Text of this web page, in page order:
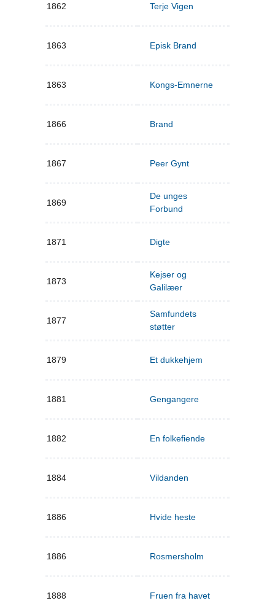
1862 Terje Vigen
1863 Episk Brand
1863 Kongs-Emnerne
1866 Brand
1867 Peer Gynt
1869
De unges
Forbund
1871 Digte
1873
Kejser og
Galilæer
1877
Samfundets
støtter
1879 Et dukkehjem
1881 Gengangere
1882 En folkefiende
1884 Vildanden
1886 Hvide heste
1886 Rosmersholm
1888 Fruen fra havet